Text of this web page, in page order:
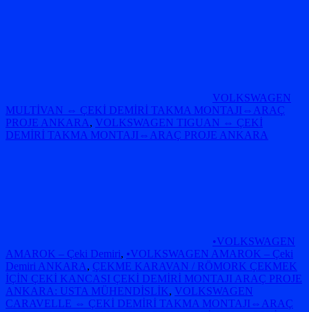
VOLKSWAGEN
MULTİVAN ⇔ ÇEKİ DEMİRİ TAKMA MONTAJI⇔ARAÇ
PROJE ANKARA, VOLKSWAGEN TIGUAN ⇔ ÇEKİ
DEMİRİ TAKMA MONTAJI⇔ARAÇ PROJE ANKARA
•VOLKSWAGEN
AMAROK – Çeki Demiri, •VOLKSWAGEN AMAROK – Çeki
Demiri ANKARA, ÇEKME KARAVAN / RÖMORK ÇEKMEK
İÇİN ÇEKİ KANCASI ÇEKİ DEMİRİ MONTAJI ARAÇ PROJE
ANKARA: USTA MÜHENDİSLİK, VOLKSWAGEN
CARAVELLE ⇔ ÇEKİ DEMİRİ TAKMA MONTAJI⇔ARAÇ